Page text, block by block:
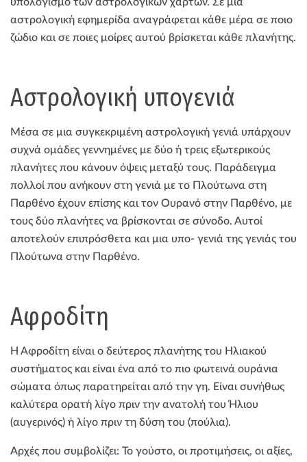
αστρολογική εφημερίδα αναγράφεται κάθε μέρα σε ποιο
ζώδιο και σε ποιες μοίρες αυτού βρίσκεται κάθε πλανήτης.
Αστρολογική υπογενιά
Μέσα σε μια συγκεκριμένη αστρολογική γενιά υπάρχουν
συχνά ομάδες γεννημένες με δύο ή τρεις εξωτερικούς
πλανήτες που κάνουν όψεις μεταξύ τους. Παράδειγμα
πολλοί που ανήκουν στη γενιά με το Πλούτωνα στη
Παρθένο έχουν επίσης και τον Ουρανό στην Παρθένο, με
τους δύο πλανήτες να βρίσκονται σε σύνοδο. Αυτοί
αποτελούν επιπρόσθετα και μια υπο- γενιά της γενιάς του
Πλούτωνα στην Παρθένο.
Αφροδίτη
Η Αφροδίτη είναι ο δεύτερος πλανήτης του Ηλιακού
συστήματος και είναι ένα από το πιο φωτεινά ουράνια
σώματα όπως παρατηρείται από την γη. Είναι συνήθως
καλύτερα ορατή λίγο πριν την ανατολή του Ήλιου
(αυγερινός) ή λίγο πριν τη δύση του (πούλια).
Αρχές που συμβολίζει: Το γούστο, οι προτιμήσεις, οι αξίες,